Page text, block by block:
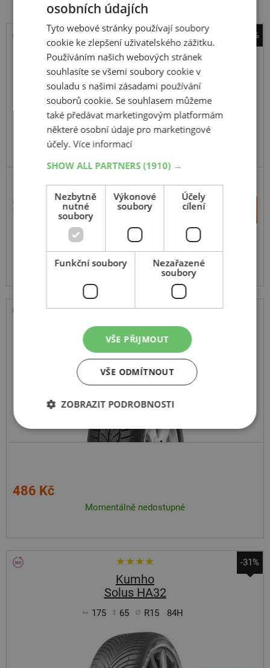
-38%
Fortune
FSR-401
175 65 R15 88H
ZESÍLENÁ
1 715 Kč
1 070 Kč
+
Expedujeme do 2 dnů
Na prodejně v Opavě do 2 dnů.
Centrální sklad 20 ks.
General-Tire
Altimax A/S 365
175 65 R15 84H
486 Kč
Momentálně nedostupné
-31%
Kumho
Solus HA32
175 65 R15 84H
osobních údajích
Tyto webové stránky používají soubory
cookie ke zlepšení uživatelského zážitku.
Používáním našich webových stránek
souhlasíte se všemi soubory cookie v
souladu s našimi zásadami používání
souborů cookie. Se souhlasem můžeme
také předávat marketingovým platformám
některé osobní údaje pro marketingové
účely.Více informací
SHOW ALL PARTNERS(1910) →
Nezbytně
nutné
soubory
Výkonové
soubory
Účely
cílení
Funkční soubory
Nezařazené
soubory
VŠE PŘIJMOUT
VŠE ODMÍTNOUT
ZOBRAZIT PODROBNOSTI